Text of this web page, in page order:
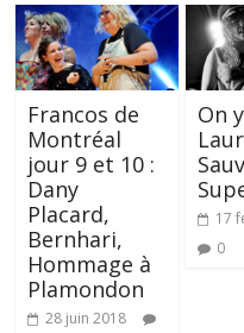
Francos de
Montréal
jour 9 et 10 :
Dany
Placard,
Bernhari,
Hommage à
Plamondon
28 juin 2018
On
17
0